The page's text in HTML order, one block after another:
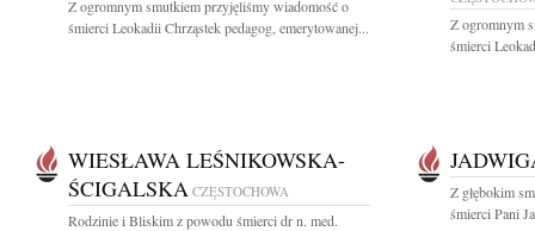
Z ogromnym smutkiem przyjęliśmy wiadomość o
śmierci Leokadii Chrząstek pedagog, emerytowanej...
Z ogromnym
śmierci
WIESŁAWA LEŚNIKOWSKA-
ŚCIGALSKA CZĘSTOCHOWA
Rodzinie i Bliskim z powodu śmierci dr n. med.
Z głębokim
śmierci Pani